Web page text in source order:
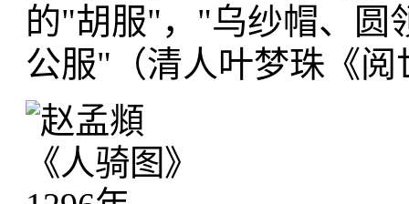
的"胡服"，"乌纱帽、圆
公服"（清人叶梦珠《